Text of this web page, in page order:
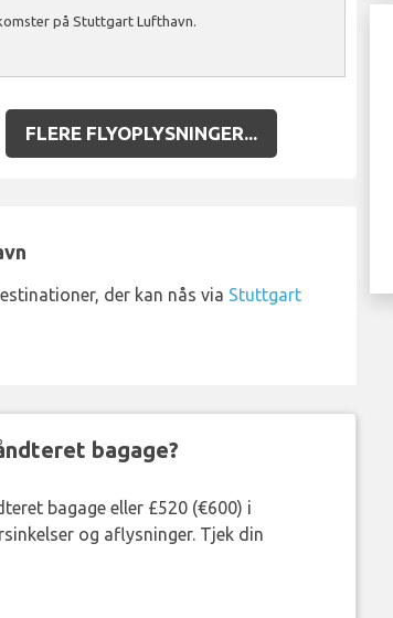
på Stuttgart Lufthavn.
FLERE FLYOPLYSNINGER...
der kan nås via Stuttgart
bagage?
bagage eller £520 (€600) i
og aflysninger. Tjek din
eller aflyst?
Du kan være berettiget til at modtage op
til 600 EUR kompensation pr. person i dit